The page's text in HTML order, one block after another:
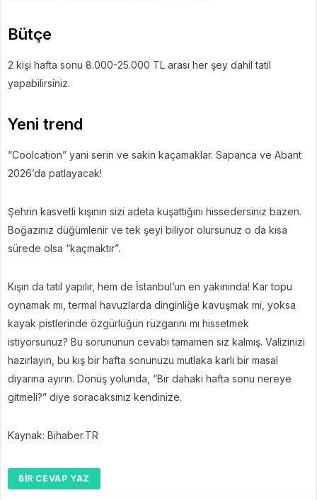
Bütçe
2 kişi hafta sonu 8.000-25.000 TL arası her şey dahil tatil
yapabilirsiniz.
Yeni trend
“Coolcation” yani serin ve sakin kaçamaklar. Sapanca ve Abant
2026’da patlayacak!
Şehrin kasvetli kışının sizi adeta kuşattığını hissedersiniz bazen.
Boğazınız düğümlenir ve tek şeyi biliyor olursunuz o da kısa
sürede olsa “kaçmaktır”.
Kışın da tatil yapılır, hem de İstanbul’un en yakınında! Kar topu
oynamak mı, termal havuzlarda dinginliğe kavuşmak mi, yoksa
kayak pistlerinde özgürlüğün rüzgarını mı hissetmek
istiyorsunuz? Bu sorununun cevabı tamamen siz kalmış. Valizinizi
hazırlayın, bu kış bir hafta sonunuzu mutlaka karlı bir masal
diyarına ayırın. Dönüş yolunda, “Bir dahaki hafta sonu nereye
gitmeli?” diye soracaksınız kendinize.
Kaynak: Bihaber.TR
BIR CEVAP YAZ